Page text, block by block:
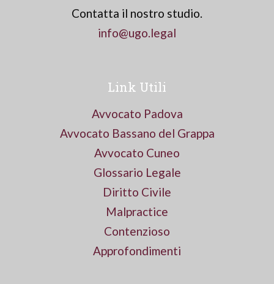
Contatta il nostro studio.
info@ugo.legal
Link Utili
Avvocato Padova
Avvocato Bassano del Grappa
Avvocato Cuneo
Glossario Legale
Diritto Civile
Malpractice
Contenzioso
Approfondimenti